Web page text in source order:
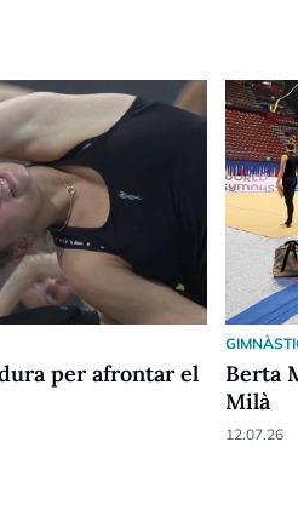
per afrontar el
Berta
Milà
12.07.26